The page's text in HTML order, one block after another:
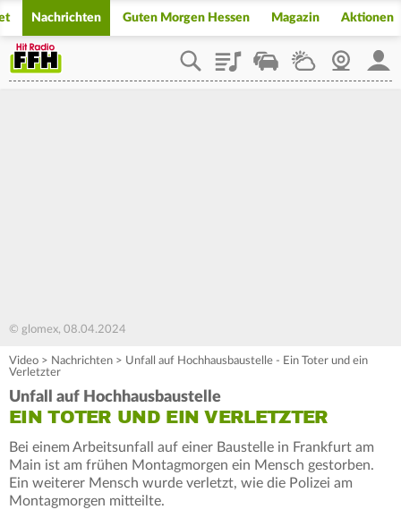
Nachrichten Guten Morgen Hessen Magazin Aktionen
PlaylistStaupilotWetterWebcam
© glomex, 08.04.2024
Video > Nachrichten > Unfall auf Hochhausbaustelle - Ein Toter und ein
Verletzter
Unfall auf Hochhausbaustelle
EIN TOTER UND EIN VERLETZTER
Bei einem Arbeitsunfall auf einer Baustelle in Frankfurt am
Main ist am frühen Montagmorgen ein Mensch gestorben.
Ein weiterer Mensch wurde verletzt, wie die Polizei am
Montagmorgen mitteilte.